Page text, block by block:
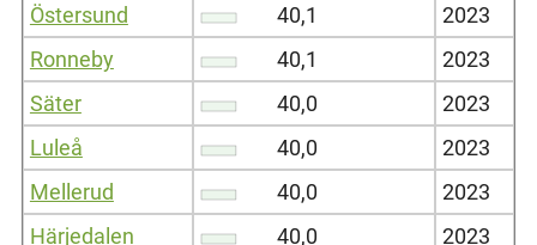
Östersund
40,1
2023
Ronneby
40,1
2023
Säter
40,0
2023
Luleå
40,0
2023
Mellerud
40,0
2023
Härjedalen
40,0 2023